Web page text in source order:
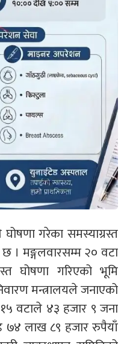
गरेका समस्याग्रस्त
। मङ्गलवारसम्म २० वटा
घोषणा गरिएको भूमि
मन्त्रालयले जनाएको
वटाले ४३ हजार ९ जना
७४ लाख ८९ हजार रुपैयाँ